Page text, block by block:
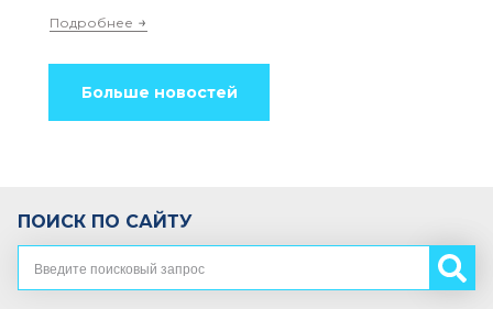
Подробнее
Больше новостей
ПОИСК ПО САЙТУ